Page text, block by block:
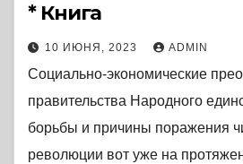
* Книга
10 ИЮНЯ, 2023 ADMIN
Социально-экономические
правительства Народного
борьбы и причины поражения
революции вот уже на